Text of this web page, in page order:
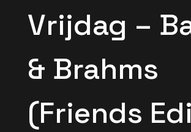
Vrijdag –
& Brahms
(Friends